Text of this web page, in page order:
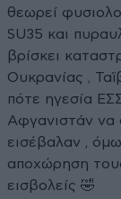
θεωρεί
SU35 και
βρίσκει
Ουκρανίας ,
πότε ηγεσία
Αφγανιστάν να
εισέβαλαν ,
αποχώρηση
εισβολείς 🤣